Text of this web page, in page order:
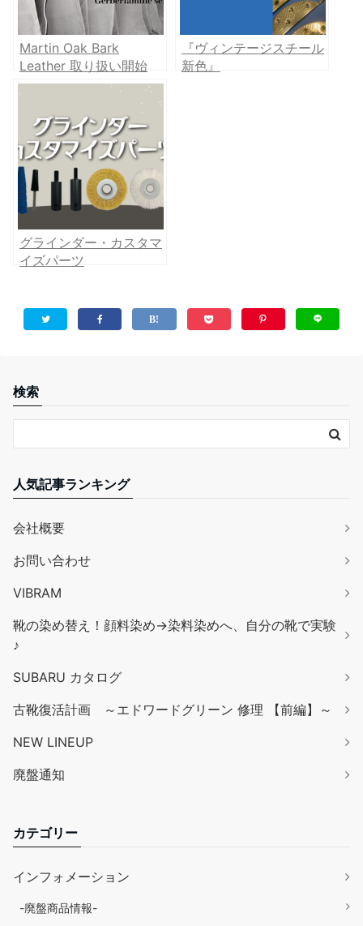
Martin Oak Bark
Leather 取り扱い開始
『ヴィンテージスチール
新色』
グラインダー・カスタマ
イズパーツ
検索
人気記事ランキング
会社概要
お問い合わせ
VIBRAM
靴の染め替え！顔料染め→染料染めへ、自分の靴で実験
♪
SUBARU カタログ
古靴復活計画 ～エドワードグリーン 修理 【前編】～
NEW LINEUP
廃盤通知
カテゴリー
インフォメーション
-廃盤商品情報-